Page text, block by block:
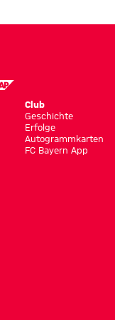
Club
Geschichte
Erfolge
Autogrammkarten
FC Bayern App